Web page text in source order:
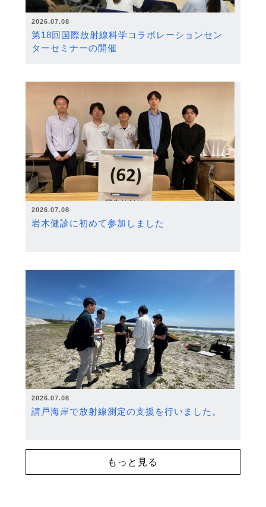
2026.07.08
第18回国際放射線科学コラボレーションセン
ターセミナーの開催
2026.07.08
岩木健診に初めて参加しました
2026.07.08
請戸海岸で放射線測定の支援を行いました。
もっと見る